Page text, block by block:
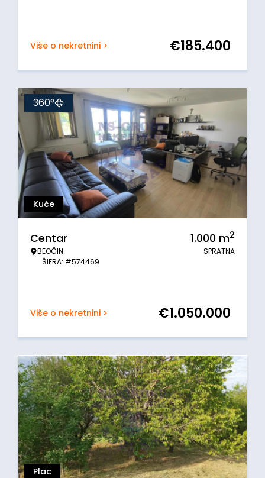
Više o nekretnini > €185.400
Kuće
360°
Centar
BEOČIN
ŠIFRA: #574469
1.000 m2
SPRATNA
Više o nekretnini > €1.050.000
Plac